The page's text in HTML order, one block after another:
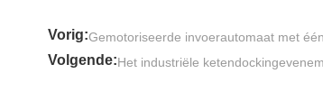
Vorig:Gemotoriseerde invoerautomaat met
Volgende:Het industriële